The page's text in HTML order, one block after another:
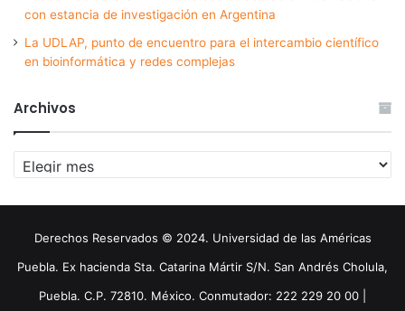
con estancia de investigación en Argentina
La UDLAP, punto de encuentro para el intercambio científico
en bioinformática y redes complejas
Archivos
Archivos
Derechos Reservados © 2024. Universidad de las Américas
Puebla. Ex hacienda Sta. Catarina Mártir S/N. San Andrés Cholula,
Puebla. C.P. 72810. México. Conmutador: 222 229 20 00 |